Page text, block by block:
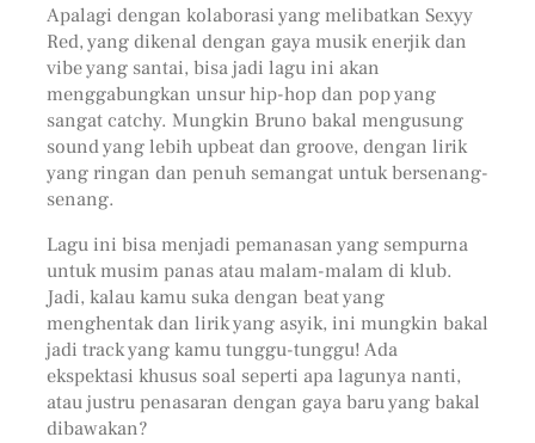
Apalagi dengan kolaborasi yang melibatkan Sexyy
Red, yang dikenal dengan gaya musik enerjik dan
vibe yang santai, bisa jadi lagu ini akan
menggabungkan unsur hip-hop dan pop yang
sangat catchy. Mungkin Bruno bakal mengusung
sound yang lebih upbeat dan groove, dengan lirik
yang ringan dan penuh semangat untuk bersenang-
senang.
Lagu ini bisa menjadi pemanasan yang sempurna
untuk musim panas atau malam-malam di klub.
Jadi, kalau kamu suka dengan beat yang
menghentak dan lirik yang asyik, ini mungkin bakal
jadi track yang kamu tunggu-tunggu! Ada
ekspektasi khusus soal seperti apa lagunya nanti,
atau justru penasaran dengan gaya baru yang bakal
dibawakan?